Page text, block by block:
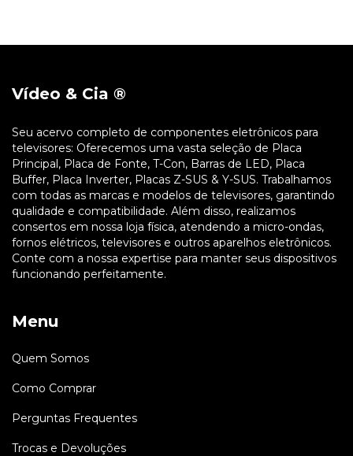
Vídeo & Cia ®
Seu acervo completo de componentes eletrônicos para
televisores: Oferecemos uma vasta seleção de Placa
Principal, Placa de Fonte, T-Con, Barras de LED, Placa
Buffer, Placa Inverter, Placas Z-SUS & Y-SUS. Trabalhamos
com todas as marcas e modelos de televisores, garantindo
qualidade e compatibilidade. Além disso, realizamos
consertos em nossa loja física, atendendo a micro-ondas,
fornos elétricos, televisores e outros aparelhos eletrônicos.
Conte com a nossa expertise para manter seus dispositivos
funcionando perfeitamente.
Menu
Quem Somos
Como Comprar
Perguntas Frequentes
Trocas e Devoluções